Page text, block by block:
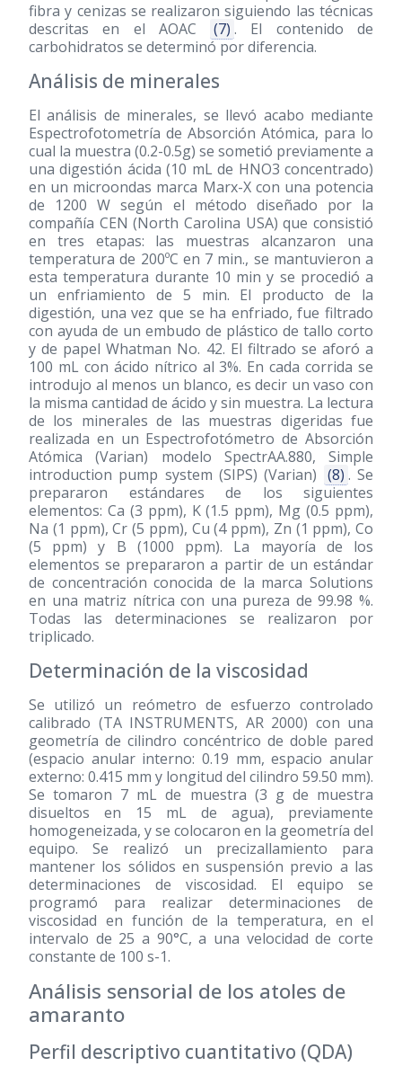
fibra y cenizas se realizaron siguiendo las técnicas
descritas en el AOAC
(7) . El contenido de
carbohidratos se determinó por diferencia.
Análisis de minerales
El análisis de minerales, se llevó acabo mediante
Espectrofotometría de Absorción Atómica, para lo
cual la muestra (0.2-0.5g) se sometió previamente a
una digestión ácida (10 mL de HNO3 concentrado)
en un microondas marca Marx-X con una potencia
de 1200 W según el método diseñado por la
compañía CEN (North Carolina USA) que consistió
en tres etapas: las muestras alcanzaron una
temperatura de 200ºC en 7 min., se mantuvieron a
esta temperatura durante 10 min y se procedió a
un enfriamiento de 5 min. El producto de la
digestión, una vez que se ha enfriado, fue filtrado
con ayuda de un embudo de plástico de tallo corto
y de papel Whatman No. 42. El filtrado se aforó a
100 mL con ácido nítrico al 3%. En cada corrida se
introdujo al menos un blanco, es decir un vaso con
la misma cantidad de ácido y sin muestra. La lectura
de los minerales de las muestras digeridas fue
realizada en un Espectrofotómetro de Absorción
Atómica (Varian) modelo SpectrAA.880, Simple
introduction pump system (SIPS) (Varian) (8) . Se
prepararon estándares de los siguientes
elementos: Ca (3 ppm), K (1.5 ppm), Mg (0.5 ppm),
Na (1 ppm), Cr (5 ppm), Cu (4 ppm), Zn (1 ppm), Co
(5 ppm) y B (1000 ppm). La mayoría de los
elementos se prepararon a partir de un estándar
de concentración conocida de la marca Solutions
en una matriz nítrica con una pureza de 99.98 %.
Todas las determinaciones se realizaron por
triplicado.
Determinación de la viscosidad
Se utilizó un reómetro de esfuerzo controlado
calibrado (TA INSTRUMENTS, AR 2000) con una
geometría de cilindro concéntrico de doble pared
(espacio anular interno: 0.19 mm, espacio anular
externo: 0.415 mm y longitud del cilindro 59.50 mm).
Se tomaron 7 mL de muestra (3 g de muestra
disueltos en 15 mL de agua), previamente
homogeneizada, y se colocaron en la geometría del
equipo. Se realizó un precizallamiento para
mantener los sólidos en suspensión previo a las
determinaciones de viscosidad. El equipo se
programó para realizar determinaciones de
viscosidad en función de la temperatura, en el
intervalo de 25 a 90°C, a una velocidad de corte
constante de 100 s-1.
Análisis sensorial de los atoles de
amaranto
Perfil descriptivo cuantitativo (QDA)